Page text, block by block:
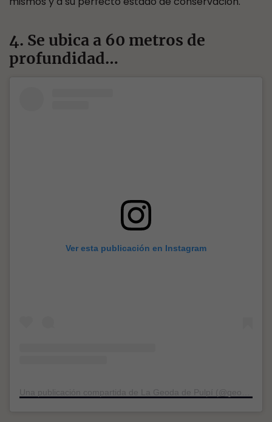
4. Se ubica a 60 metros de
profundidad…
Ver esta publicación en Instagram